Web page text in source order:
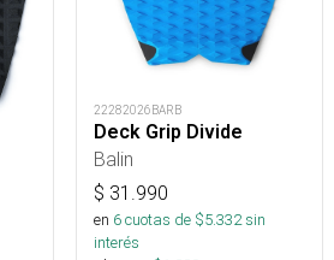
22282026BARB
Deck Grip Divide
Balin
$ 31.990
en 6cuotas de $5.332sin
interés